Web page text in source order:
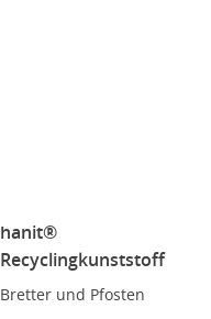
hanit®
Recyclingkunststoff
Bretter und Pfosten